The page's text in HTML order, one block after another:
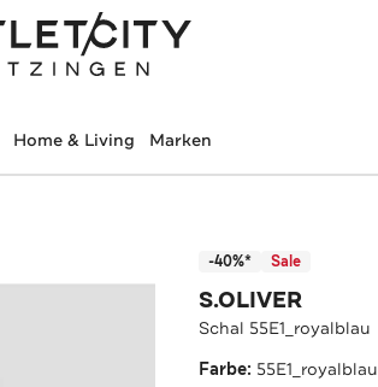
Home & Living Marken
-40%* Sale
S.OLIVER
Schal 55E1_royalblau
Farbe: 55E1_royalblau